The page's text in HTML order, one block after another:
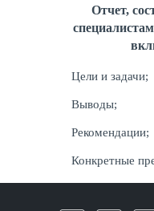
Отчет,
Цели и задачи;
Выводы;
Рекомендации;
Конкретные